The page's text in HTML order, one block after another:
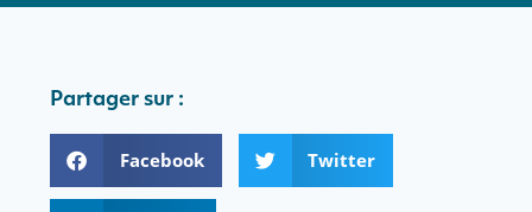
Partager sur :
Facebook Twitter